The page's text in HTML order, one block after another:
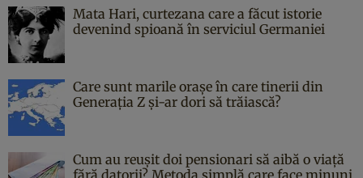
Mata Hari, curtezana care a făcut istorie
devenind spioană în serviciul Germaniei
Care sunt marile orașe în care tinerii din
Generația Z și-ar dori să trăiască?
Cum au reușit doi pensionari să aibă o viață
fără datorii? Metoda simplă care face minuni